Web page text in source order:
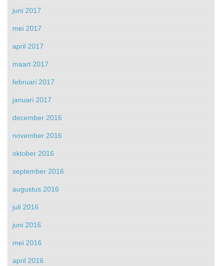
juni 2017
mei 2017
april 2017
maart 2017
februari 2017
januari 2017
december 2016
november 2016
oktober 2016
september 2016
augustus 2016
juli 2016
juni 2016
mei 2016
april 2016